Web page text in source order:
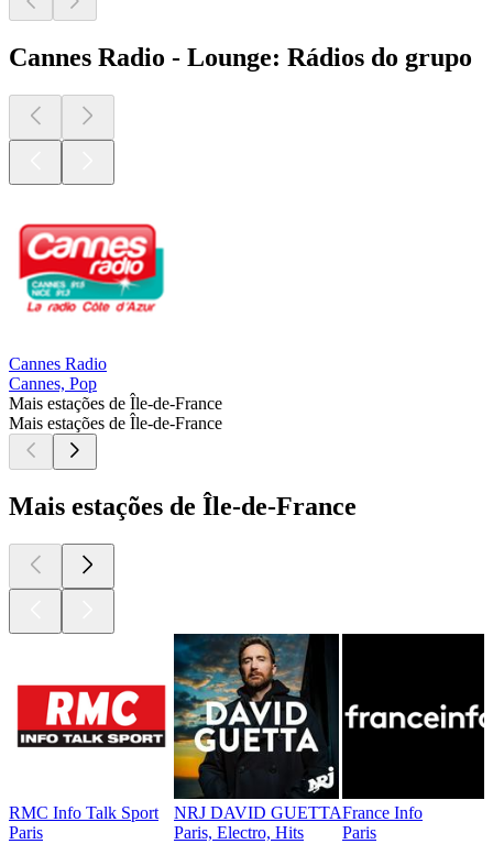
Cannes Radio - Lounge: Rádios do grupo
Cannes Radio
Cannes, Pop
Mais estações de Île-de-France
Mais estações de Île-de-France
Mais estações de Île-de-France
RMC Info Talk Sport
Paris
NRJ DAVID GUETTA
Paris, Electro, Hits
France Info
Paris